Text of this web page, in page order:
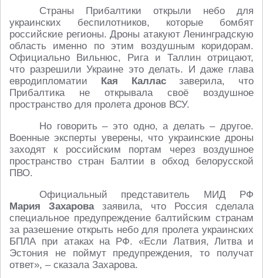
Страны Прибалтики открыли небо для
украинских беспилотников, которые бомбят
российские регионы. Дроны атакуют Ленинградскую
область именно по этим воздушным коридорам.
Официально Вильнюс, Рига и Таллин отрицают,
что разрешили Украине это делать. И даже глава
евродипломатии
Кая Калласзаверила, что
Прибалтика не открывала своё воздушное
пространство для пролета дронов ВСУ.
Но говорить – это одно, а делать – другое.
Военные эксперты уверены, что украинские дроны
заходят к российским портам через воздушное
пространство стран Балтии в обход белорусской
ПВО.
Официальный представитель МИД РФ
Мария Захаровазаявила, что Россия сделала
специальное предупреждение балтийским странам
за разешение открыть небо для пролета украинских
БПЛА при атаках на РФ. «Если Латвия, Литва и
Эстония не поймут предупреждения, то получат
ответ», – сказала Захарова.